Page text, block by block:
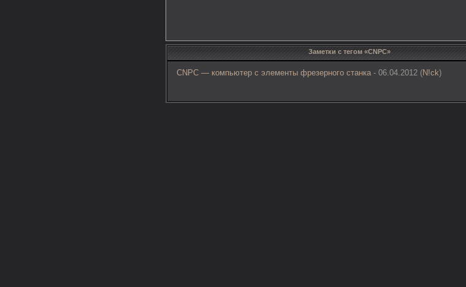
Заметки с тегом «CNPC»
CNPC — компьютер с элементы фрезерного станка - 06.04.2012 (N!ck)